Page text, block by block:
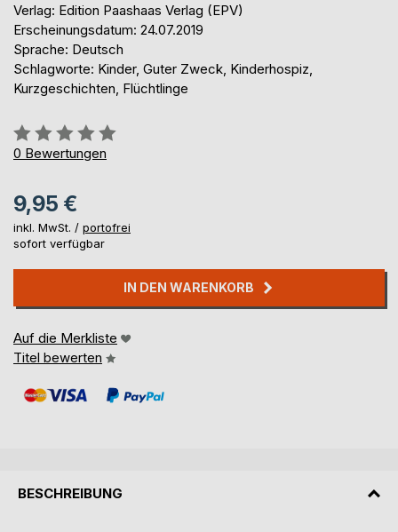
Verlag: Edition Paashaas Verlag (EPV)
Erscheinungsdatum: 24.07.2019
Sprache: Deutsch
Schlagworte: Kinder, Guter Zweck, Kinderhospiz,
Kurzgeschichten, Flüchtlinge
Bewertung::
0%
0 Bewertungen
9,95 €
inkl. MwSt. / portofrei
sofort verfügbar
IN DEN WARENKORB
Auf die Merkliste
Titel bewerten
BESCHREIBUNG